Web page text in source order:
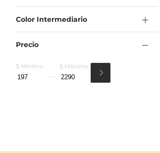
Color Intermediario
Precio
$ Mínimo $ Máximo